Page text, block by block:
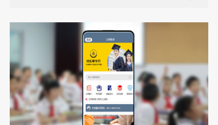
小程序+定制开发+网页端+代理商模式